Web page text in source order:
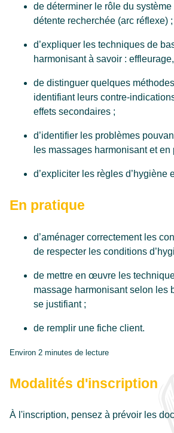
de déterminer le rôle du
détente recherchée (arc réflexe) ;
d’expliquer les techniques de
harmonisant à savoir :
de distinguer quelques
identifiant leurs contre-
effets secondaires ;
d’identifier les problèmes
les massages harmonisant et en
d’expliciter les règles d’hygiène
En pratique
d’aménager correctement les
de respecter les conditions
de mettre en œuvre les
massage harmonisant selon les
se justifiant ;
de remplir une fiche client.
Environ 2 minutes de lecture
Modalités d'inscription
À l'inscription, pensez à prévoir les